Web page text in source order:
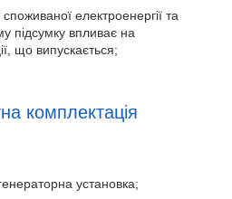
електроенергії та
підсумку впливає на
що випускається;
комплектація
установка;